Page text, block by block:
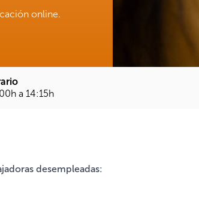
online.
a 14:15h
desempleadas: